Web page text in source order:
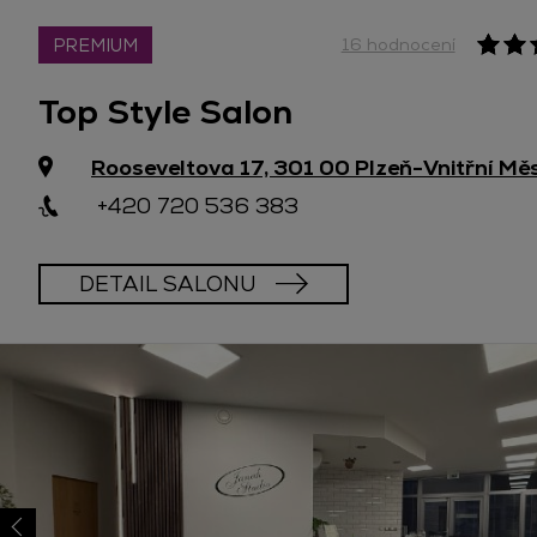
PREMIUM 16 hodnocení
Top Style Salon
Rooseveltova 17, 301 00 Plzeň-Vnitřní
+420 720 536 383
DETAIL SALONU